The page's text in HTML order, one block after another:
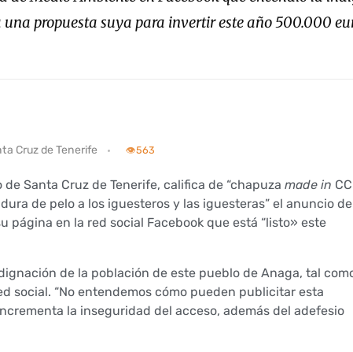
propuesta suya para invertir este año 500.000
Cruz de Tenerife 👁️563
Santa Cruz de Tenerife, califica de “chapuza made in
de pelo a los iguesteros y las iguesteras” el anuncio de
en la red social Facebook que está “listo» este
de la población de este pueblo de Anaga, tal
social. “No entendemos cómo pueden publicitar esta
la inseguridad del acceso, además del adefesio